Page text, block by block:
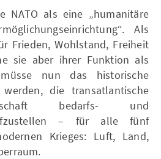
NATO als eine „humanitäre
Als
Frieden, Wohlstand, Freiheit
sie aber ihrer Funktion als
nun das historische
die transatlantische
bedarfs- und
– für alle fünf
Krieges: Luft, Land,